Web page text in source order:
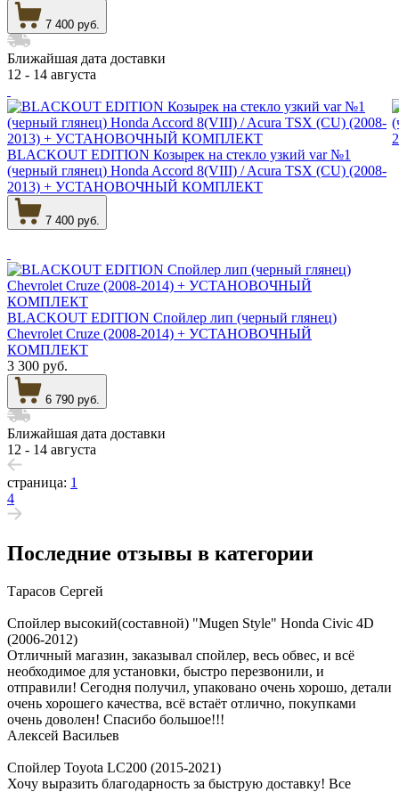
7 400 руб.
Ближайшая дата доставки
12 - 14 августа
BLACKOUT EDITION Козырек на стекло узкий var №1
(черный глянец) Honda Accord 8(VIII) / Acura TSX (CU) (2008-
2013) + УСТАНОВОЧНЫЙ КОМПЛЕКТ
7 400 руб.
BLACKOUT EDITION Спойлер лип (черный глянец)
Chevrolet Cruze (2008-2014) + УСТАНОВОЧНЫЙ
КОМПЛЕКТ
3 300 руб.
6 790 руб.
Ближайшая дата доставки
12 - 14 августа
страница: 1
4
Последние отзывы в категории
Тарасов Сергей
Спойлер высокий(составной) "Mugen Style" Honda Civic 4D
(2006-2012)
Отличный магазин, заказывал спойлер, весь обвес, и всё
необходимое для установки, быстро перезвонили, и
отправили! Сегодня получил, упаковано очень хорошо, детали
очень хорошего качества, всё встаёт отлично, покупками
очень доволен! Спасибо большое!!!
Алексей Васильев
Спойлер Toyota LC200 (2015-2021)
Хочу выразить благодарность за быструю доставку! Все